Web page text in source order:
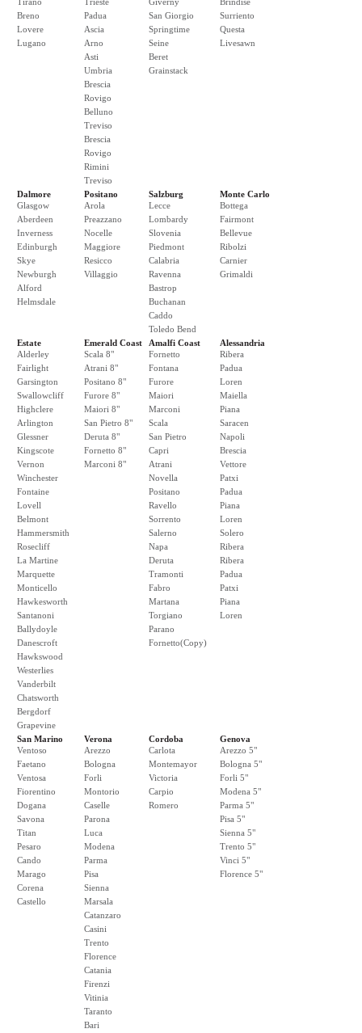
Breno
Lovere
Lugano
Padua
Ascia
Arno
Asti
Umbria
Brescia
Rovigo
Belluno
Treviso
Brescia
Rovigo
Rimini
Treviso
San Giorgio
Springtime
Seine
Beret
Grainstack
Surriento
Questa
Livesawn
Dalmore
Glasgow
Aberdeen
Inverness
Edinburgh
Skye
Newburgh
Alford
Helmsdale
Positano
Arola
Preazzano
Nocelle
Maggiore
Resicco
Villaggio
Salzburg
Lecce
Lombardy
Slovenia
Piedmont
Calabria
Ravenna
Bastrop
Buchanan
Caddo
Toledo Bend
Monte Carlo
Bottega
Fairmont
Bellevue
Ribolzi
Carnier
Grimaldi
Estate
Alderley
Fairlight
Garsington
Swallowcliff
Highclere
Arlington
Glessner
Kingscote
Vernon
Winchester
Fontaine
Lovell
Belmont
Hammersmith
Rosecliff
La Martine
Marquette
Monticello
Hawkesworth
Santanoni
Ballydoyle
Danescroft
Hawkswood
Westerlies
Vanderbilt
Chatsworth
Bergdorf
Grapevine
Emerald Coast
Scala 8"
Atrani 8"
Positano 8"
Furore 8"
Maiori 8"
San Pietro 8"
Deruta 8"
Fornetto 8"
Marconi 8"
Amalfi Coast
Fornetto
Fontana
Furore
Maiori
Marconi
Scala
San Pietro
Capri
Atrani
Novella
Positano
Ravello
Sorrento
Salerno
Napa
Deruta
Tramonti
Fabro
Martana
Torgiano
Parano
Fornetto(Copy)
Alessandria
Ribera
Padua
Loren
Maiella
Piana
Saracen
Napoli
Brescia
Vettore
Patxi
Padua
Piana
Loren
Solero
Ribera
Ribera
Padua
Patxi
Piana
Loren
San Marino
Ventoso
Faetano
Ventosa
Fiorentino
Dogana
Savona
Titan
Pesaro
Cando
Marago
Corena
Castello
Verona
Arezzo
Bologna
Forli
Montorio
Caselle
Parona
Luca
Modena
Parma
Pisa
Sienna
Marsala
Catanzaro
Casini
Trento
Florence
Catania
Firenzi
Vitinia
Taranto
Bari
Cordoba
Carlota
Montemayor
Victoria
Carpio
Romero
Genova
Arezzo 5"
Bologna 5"
Forli 5"
Modena 5"
Parma 5"
Pisa 5"
Sienna 5"
Trento 5"
Vinci 5"
Florence 5"